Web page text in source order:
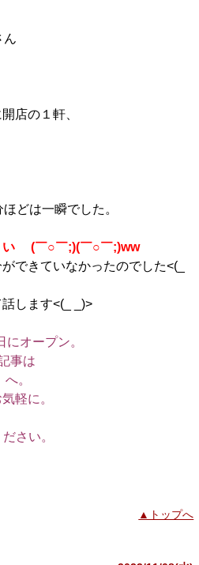
ん
店の１軒、
どは一瞬でした。
○￣;)(￣○￣;)ww
できていなかったのでした<(_
します<(_ _)>
オープン。
事は
へ。
軽に。
さい。
▲トップへ